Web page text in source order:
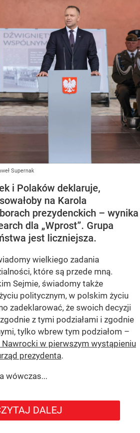
Supernak
i Polaków deklaruje,
na Karola
prezydenckich – wynika
dla „Wprost”. Grupa
jest liczniejsza.
wielkiego zadania
które są przede mną.
Sejmie, świadomy także
politycznym, w polskim życiu
zadeklarować, że swoich decyzji
z tymi podziałami i zgodnie
tylko wbrew tym podziałom –
Nawrocki w pierwszym wystąpieniu
prezydenta.
wówczas...
DALEJ